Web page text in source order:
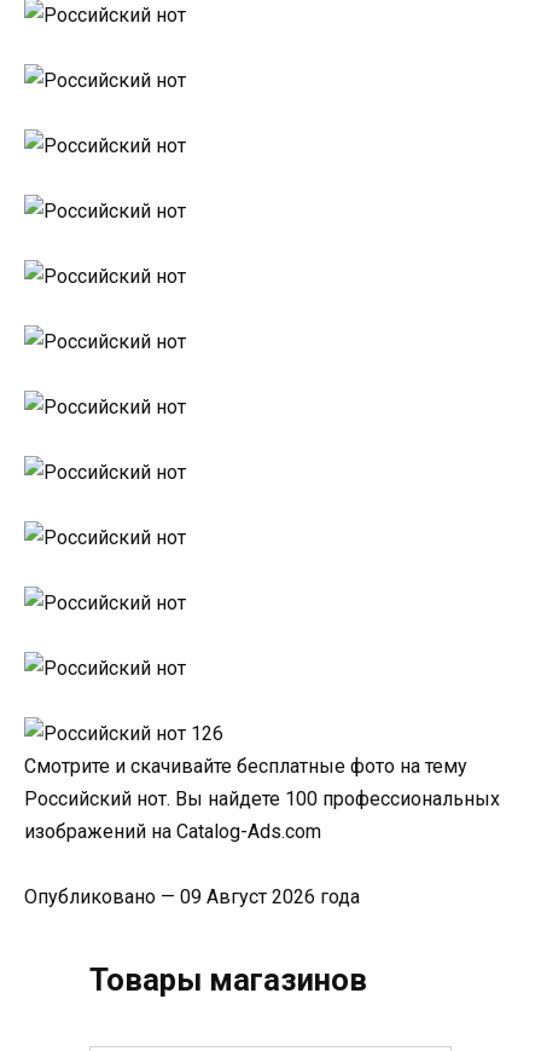
Смотрите и скачивайте бесплатные фото на тему
Российский нот. Вы найдете 100 профессиональных
изображений на Catalog-Ads.com
Опубликовано — 09 Август 2026 года
Товары магазинов